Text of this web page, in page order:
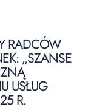
RADCÓW
„SZANSE
USŁUG
R.